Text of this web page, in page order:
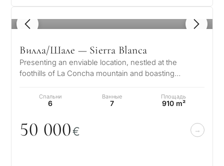
1 / 8
Вилла/Шале — Sierra Blanca
Presenting an enviable location, nestled at the
foothills of La Concha mountain and boasting
Спальни
6
Ванные
7
Площадь
910 m²
50 000€